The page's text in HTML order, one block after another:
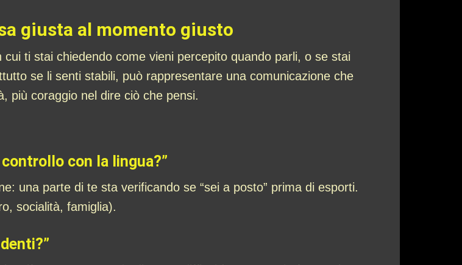
giusta al momento giusto
ti stai chiedendo come vieni percepito quando parli, o se stai
se li senti stabili, può rappresentare una comunicazione che
più coraggio nel dire ciò che pensi.
con la lingua?”
una parte di te sta verificando se “sei a posto” prima di esporti.
socialità, famiglia).